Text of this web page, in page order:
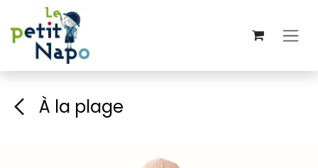
Se rendre au contenu
À la plage